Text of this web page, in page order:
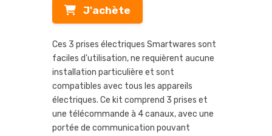
J'achète
Ces 3 prises électriques Smartwares sont
faciles d'utilisation, ne requièrent aucune
installation particulière et sont
compatibles avec tous les appareils
électriques. Ce kit comprend 3 prises et
une télécommande à 4 canaux, avec une
portée de communication pouvant